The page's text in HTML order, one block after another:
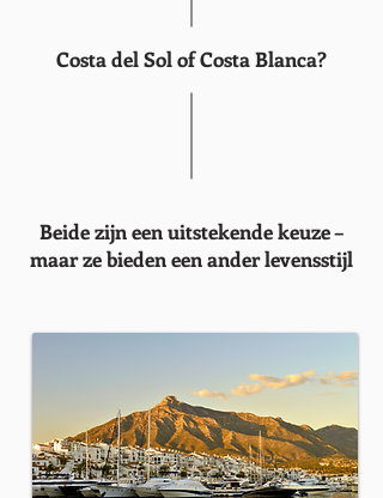
Costa del Sol of Costa Blanca?
Beide zijn een uitstekende keuze –
maar ze bieden een ander levensstijl